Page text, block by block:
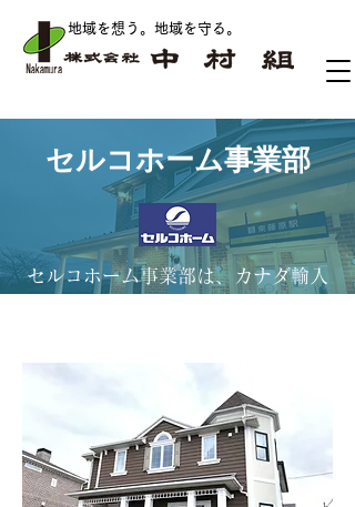
地域を想う。地域を守る 。
セルコホーム事業部
セルコホーム事業部は、カナダ輸入
チャイズの三重県支店として2015
年より事業を開始しています。
世界の住宅先進国・カナダの2×4工
法とカナダの良質な木材、そしてカ